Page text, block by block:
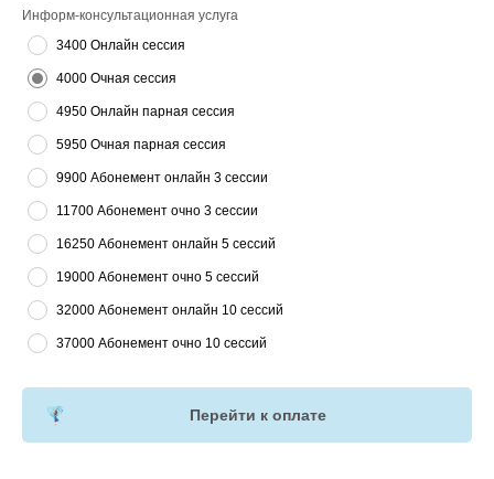
Информ-консультационная услуга
3400 Онлайн сессия
4000 Очная сессия
4950 Онлайн парная сессия
5950 Очная парная сессия
9900 Абонемент онлайн 3 сессии
11700 Абонемент очно 3 сессии
16250 Абонемент онлайн 5 сессий
19000 Абонемент очно 5 сессий
32000 Абонемент онлайн 10 сессий
37000 Абонемент очно 10 сессий
Перейти к оплате